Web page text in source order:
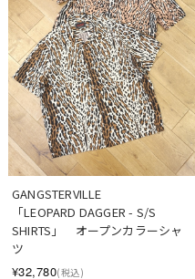
GANGSTERVILLE
「LEOPARD DAGGER - S/S
SHIRTS」　オープンカラーシャ
ツ
¥32,780(税込)